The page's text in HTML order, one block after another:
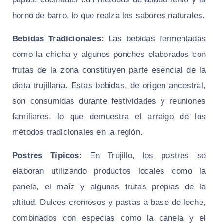
horno de barro, lo que realza los sabores naturales.
Bebidas Tradicionales:
Las bebidas fermentadas
como la chicha y algunos ponches elaborados con
frutas de la zona constituyen parte esencial de la
dieta trujillana. Estas bebidas, de origen ancestral,
son consumidas durante festividades y reuniones
familiares, lo que demuestra el arraigo de los
métodos tradicionales en la región.
Postres Típicos:
En Trujillo, los postres se
elaboran utilizando productos locales como la
panela, el maíz y algunas frutas propias de la
altitud. Dulces cremosos y pastas a base de leche,
combinados con especias como la canela y el